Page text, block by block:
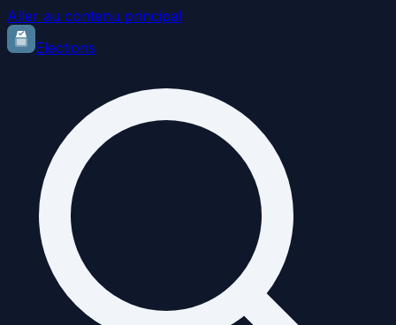
Aller au contenu principal
Elections